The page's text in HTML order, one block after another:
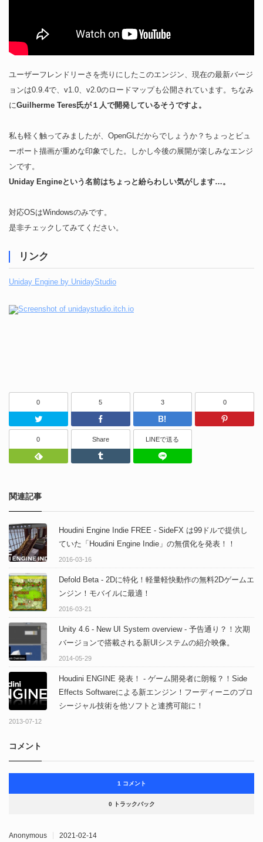
ユーザーフレンドリーさを売りにしたこのエンジン、現在の最新バージ
ョンは0.9.4で、v1.0、v2.0のロードマップも公開されています。ちなみ
にGuilherme Teres氏が１人で開発しているそうですよ。
私も軽く触ってみましたが、OpenGLだからでしょうか？ちょっとビュ
ーポート描画が重めな印象でした。しかし今後の展開が楽しみなエンジ
ンです。
Uniday Engineという名前はちょっと紛らわしい気がします…。
対応OSはWindowsのみです。
是非チェックしてみてください。
リンク
Uniday Engine by UnidayStudio
0
Twitter
5
Facebook
3
はてなブッ
0
0
Feedly
Share
Tumblr
LINEで送る
関連記事
Houdini Engine Indie FREE - SideFX は99ドルで提供し
ていた「Houdini Engine Indie」の無償化を発表！！
2016-03-16
Defold Beta - 2Dに特化！軽量軽快動作の無料2Dゲームエ
ンジン！モバイルに最適！
2016-03-21
Unity 4.6 - New UI System overview - 予告通り？！次期
バージョンで搭載される新UIシステムの紹介映像。
2014-05-29
Houdini ENGINE 発表！ - ゲーム開発者に朗報？！Side
Effects Softwareによる新エンジン！フーディーニのプロ
シージャル技術を他ソフトと連携可能に！
2013-07-12
コメント
1 コメント
0 トラックバック
Anonymous 2021-02-14